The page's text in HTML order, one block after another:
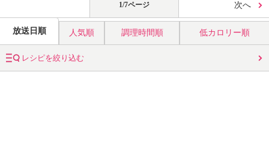
1/7ページ 次へ
放送日順 人気順 調理時間順 低カロリー順
レシピを絞り込む